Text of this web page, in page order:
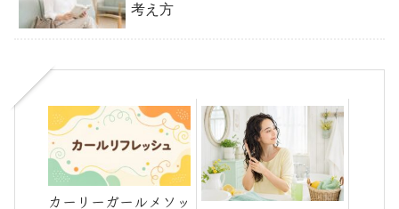
考え方
カーリーガールメソッ